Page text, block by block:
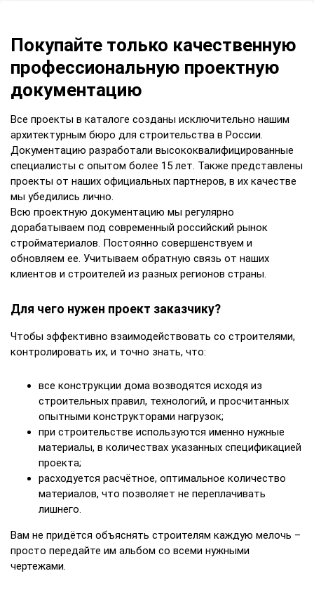
Покупайте только качественную
профессиональную проектную
документацию
Все проекты в каталоге созданы исключительно нашим
архитектурным бюро для строительства в России.
Документацию разработали высококвалифицированные
специалисты с опытом более 15 лет. Также представлены
проекты от наших официальных партнеров, в их качестве
мы убедились лично.
Всю проектную документацию мы регулярно
дорабатываем под современный российский рынок
стройматериалов. Постоянно совершенствуем и
обновляем ее. Учитываем обратную связь от наших
клиентов и строителей из разных регионов страны.
Для чего нужен проект заказчику?
Чтобы эффективно взаимодействовать со строителями,
контролировать их, и точно знать, что:
все конструкции дома возводятся исходя из
строительных правил, технологий, и просчитанных
опытными конструкторами нагрузок;
при строительстве используются именно нужные
материалы, в количествах указанных спецификацией
проекта;
расходуется расчётное, оптимальное количество
материалов, что позволяет не переплачивать
лишнего.
Вам не придётся объяснять строителям каждую мелочь –
просто передайте им альбом со всеми нужными
чертежами.